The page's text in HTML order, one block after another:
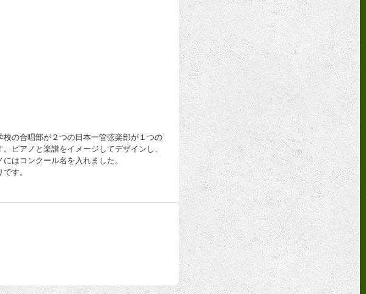
の合唱部が２つの日本一管弦楽部が１つの
ピアノと楽譜をイメージしてデザインし、
はコンクール名を入れました。
す。